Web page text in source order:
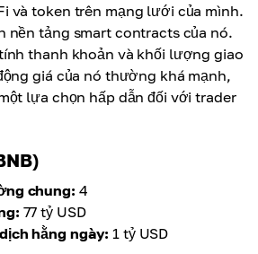
và token trên mạng lưới của mình.
nền tảng smart contracts của nó.
thanh khoản và khối lượng giao
giá của nó thường khá mạnh,
lựa chọn hấp dẫn đối với trader
chung: 4
77 tỷ USD
hằng ngày: 1 tỷ USD